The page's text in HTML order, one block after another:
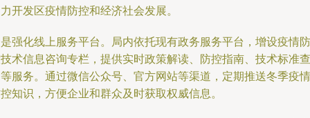
开发区疫情防控和经济社会发展。
强化线上服务平台。局内依托现有政务服务平台，增设疫情防
术信息咨询专栏，提供实时政策解读、防控指南、技术标准查
服务。通过微信公众号、官方网站等渠道，定期推送冬季疫情
知识，方便企业和群众及时获取权威信息。